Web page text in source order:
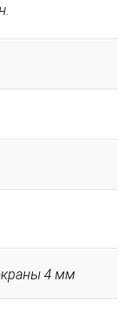
4 мм